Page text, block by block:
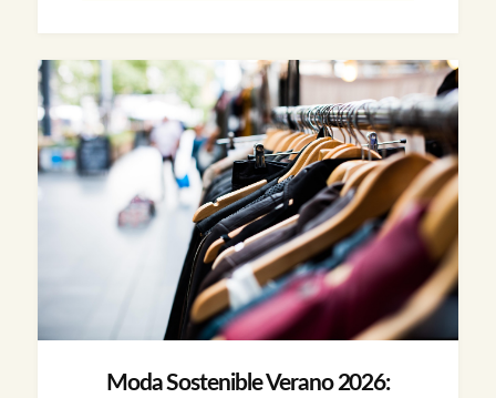
Moda Sostenible Verano 2026: